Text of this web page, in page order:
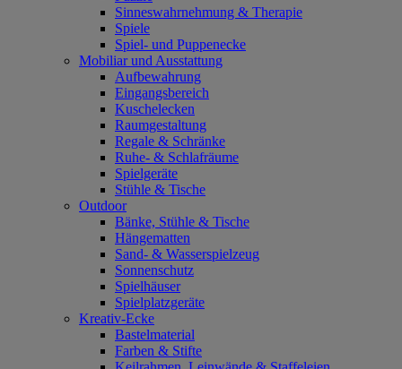
Sinneswahrnehmung & Therapie
Spiele
Spiel- und Puppenecke
Mobiliar und Ausstattung
Aufbewahrung
Eingangsbereich
Kuschelecken
Raumgestaltung
Regale & Schränke
Ruhe- & Schlafräume
Spielgeräte
Stühle & Tische
Outdoor
Bänke, Stühle & Tische
Hängematten
Sand- & Wasserspielzeug
Sonnenschutz
Spielhäuser
Spielplatzgeräte
Kreativ-Ecke
Bastelmaterial
Farben & Stifte